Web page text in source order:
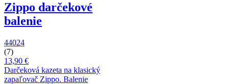
Zippo darčekové
balenie
44024
(7)
13,90 €
Darčeková kazeta na klasický
zapaľovač Zippo. Balenie